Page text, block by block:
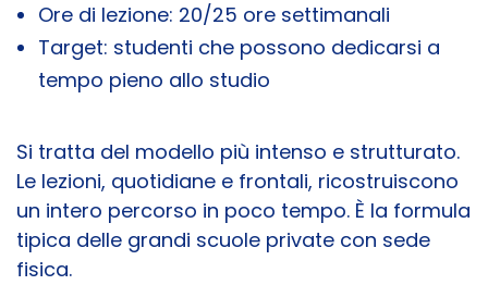
Ore di lezione: 20/25 ore settimanali
Target: studenti che possono dedicarsi a
tempo pieno allo studio
Si tratta del modello più intenso e strutturato.
Le lezioni, quotidiane e frontali, ricostruiscono
un intero percorso in poco tempo. È la formula
tipica delle grandi scuole private con sede
fisica.